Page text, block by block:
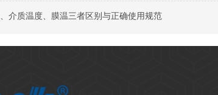
介质温度、膜温三者区别与正确使用规范